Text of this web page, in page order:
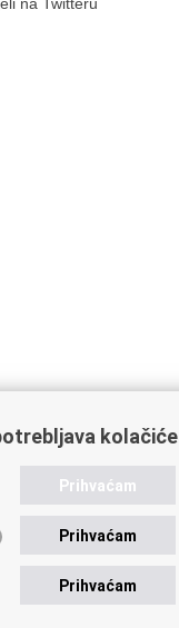
poslova
kolačiće
Prihvaćam
Prihvaćam
Prihvaćam